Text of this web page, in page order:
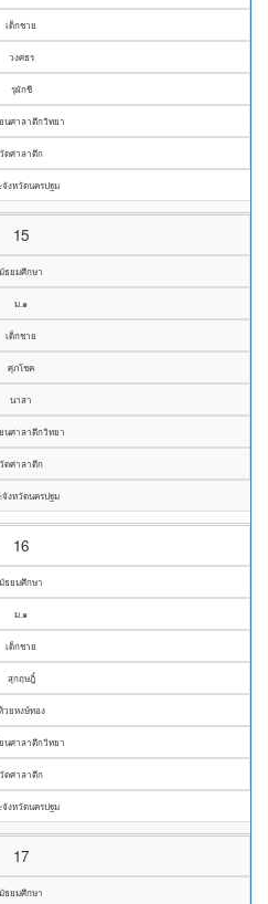
เด็กชาย
วงศธร
รุผักชี
ยนศาลาตึกวิทยา
วัดศาลาตึก
งหวัดนครปฐม
15
มัธยมศึกษา
ม.๑
เด็กชาย
ศุภโชค
นาสา
ยนศาลาตึกวิทยา
วัดศาลาตึก
งหวัดนครปฐม
16
มัธยมศึกษา
ม.๑
เด็กชาย
สุกฤษฎิ์
วยหงษ์ทอง
ยนศาลาตึกวิทยา
วัดศาลาตึก
งหวัดนครปฐม
17
มัธยมศึกษา